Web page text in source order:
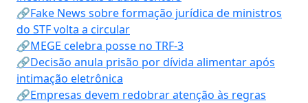
🔗Fake News sobre formação jurídica de ministros
do STF volta a circular
🔗MEGE celebra posse no TRF-3
🔗Decisão anula prisão por dívida alimentar após
intimação eletrônica
🔗Empresas devem redobrar atenção às regras